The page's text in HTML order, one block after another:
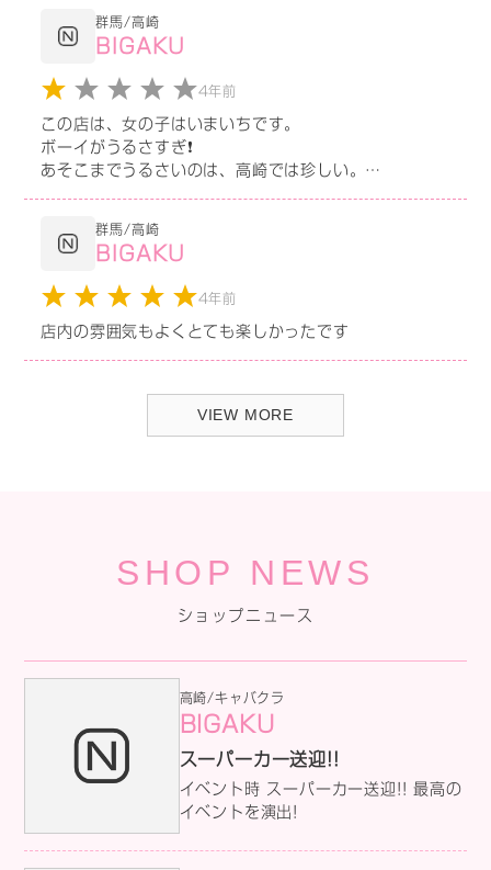
キレた。店内が騒がしくて、聞き取りづらかっただけ
で。忙しくて自分が余裕ないからといってスタッフにあ
たるような黒服は最低。しかもいい年したベテランだ
ろ？って立場の人が。こんな店で働くのは嫌。
高崎の体入情報他にもあり。店探してる子は参考にして
ください！
群馬/高崎
BIGAKU
4年前
この店は、女の子はいまいちです。
ボーイがうるさすぎ❗
あそこまでうるさいのは、高崎では珍しい。
額だけでは入らない用注意しょう。
群馬/高崎
BIGAKU
4年前
店内の雰囲気もよくとても楽しかったです
VIEW MORE
SHOP NEWS
ショップニュース
高崎/キャバクラ
BIGAKU
スーパーカー送迎!!
イベント時 スーパーカー送迎!! 最高の
イベントを演出!